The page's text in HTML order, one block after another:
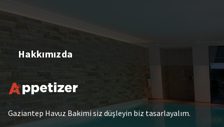
Hakkımızda
Gaziantep Havuz Bakimi siz düşleyin biz tasarlayalım.